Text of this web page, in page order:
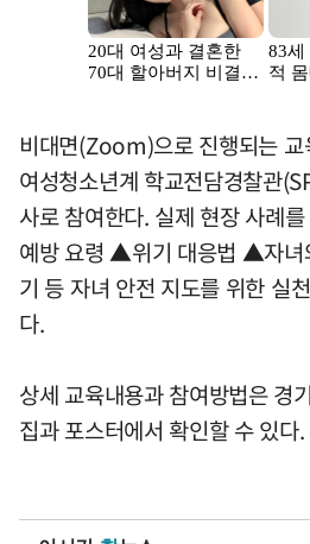
비대면(Zoom)으로 진행되는 교
여성청소년계 학교전담경찰관
사로 참여한다. 실제 현장 사례
예방 요령 ▲위기 대응법 ▲자녀
기 등 자녀 안전 지도를 위한 실
다.
상세 교육내용과 참여방법은 경
집과 포스터에서 확인할 수 있다.